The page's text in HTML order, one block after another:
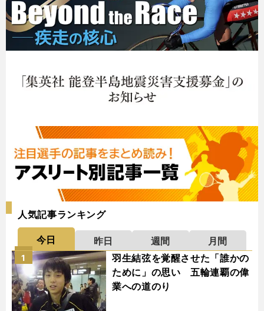
人気記事ランキング
今日 昨日 週間
月間
羽生結弦を覚醒させた「誰かの
ために」の思い 五輪連覇の偉
業への道のり
1